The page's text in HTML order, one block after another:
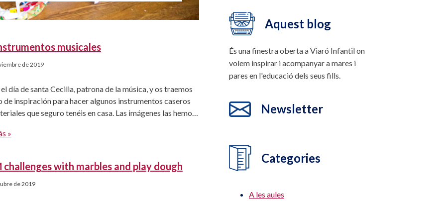
musicales
de 2019
día de santa Cecilia, patrona de la música, y os traemos
de inspiración para hacer algunos instrumentos caseros
que seguro tenéis en casa. Las imágenes las hemos
😉
»
challenges with marbles and play dough
de 2019
Aquest blog
És una finestra oberta a Viaró Infantil on
volem inspirar i acompanyar a mares i
pares en l'educació dels seus fills.
Newsletter
Categories
A les aules